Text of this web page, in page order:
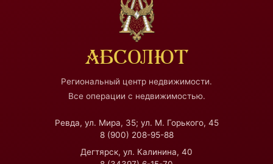
АБСОЛЮТ
Региональный центр недвижимости.
Все операции с недвижимостью.
Ревда, ул. Мира, 35; ул. М. Горького, 45
8 (900) 208-95-88
Дегтярск, ул. Калинина, 40